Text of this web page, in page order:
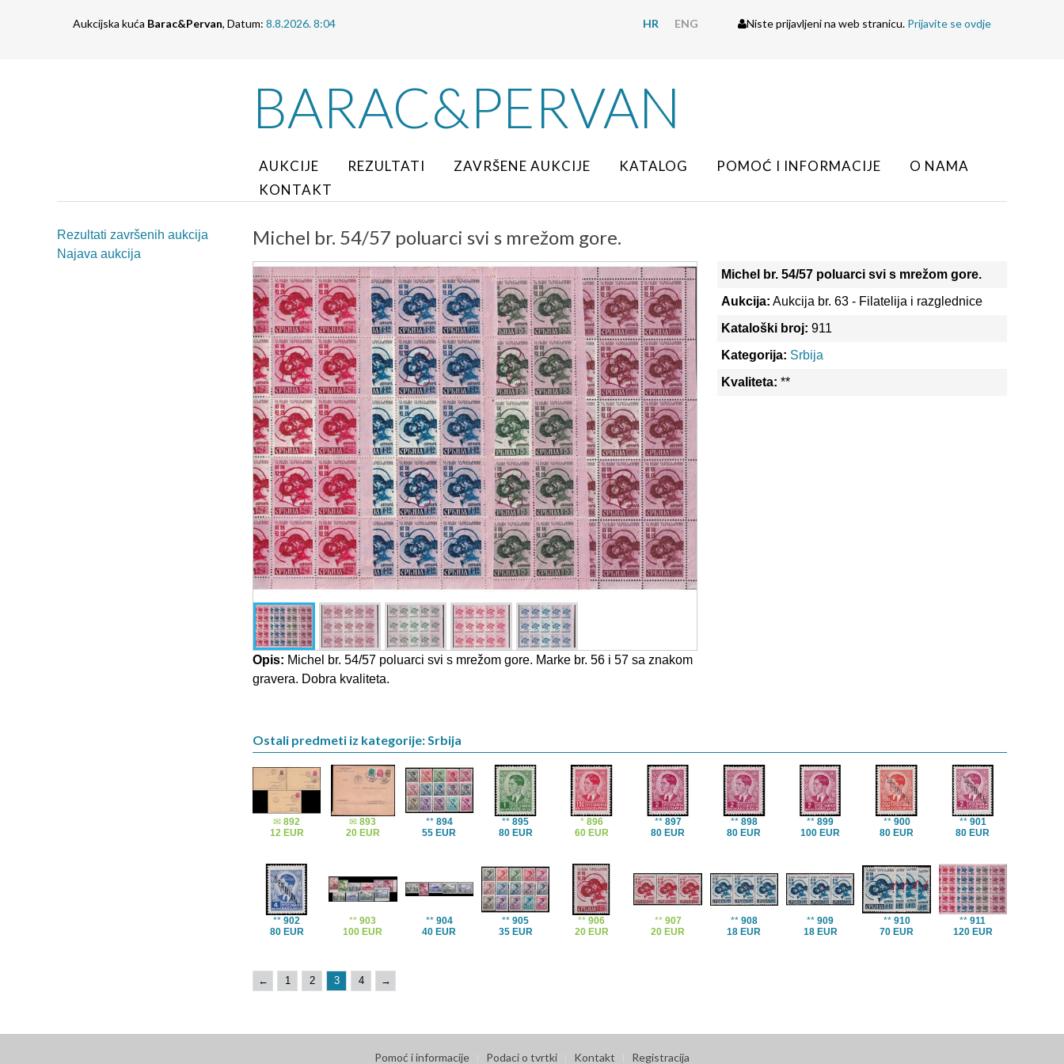
Aukcijska kuća Barac&Pervan, Datum: 8.8.2026. 8:04 HR ENG Niste prijavljeni na web stranicu. Prijavite se ovdje
BARAC&PERVAN
AUKCIJE REZULTATI ZAVRŠENE AUKCIJE KATALOG POMOĆ I INFORMACIJE
O NAMA
KONTAKT
Rezultati završenih aukcija
Najava aukcija
Michel br. 54/57 poluarci svi s mrežom gore.
Opis: Michel br. 54/57 poluarci svi s mrežom gore. Marke br. 56 i 57 sa znakom
gravera. Dobra kvaliteta.
Michel br. 54/57 poluarci svi s mrežom gore.
Aukcija: Aukcija br. 63 - Filatelija i razglednice
Kataloški broj: 911
Kategorija: Srbija
Kvaliteta: **
Ostali predmeti iz kategorije: Srbija
✉892
12 EUR
✉893
20 EUR
** 894
55 EUR
**895
80 EUR
* 896
60 EUR
** 897
80 EUR
** 898
80 EUR
**899
100 EUR
** 900
80 EUR
** 901
80 EUR
**902
80 EUR
**903
100 EUR
** 904
40 EUR
**905
35 EUR
**906
20 EUR
** 907
20 EUR
** 908
18 EUR
**909
18 EUR
** 910
70 EUR
**911
120 EUR
← 1 2 3 4 →
Pomoć i informacije Podaci o tvrtki Kontakt Registracija